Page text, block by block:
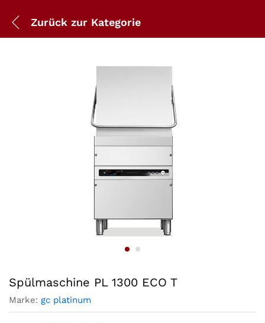
Zurück zur Kategorie
Spülmaschine PL 1300 ECO T
Marke: gc platinum